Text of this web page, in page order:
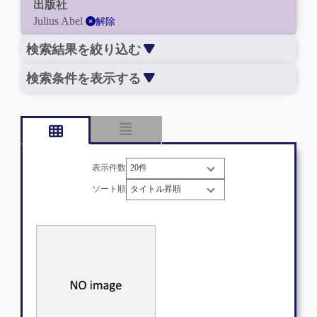
出版社
Julius Abel
解除
検索結果を絞り込む
検索条件を表示する
表示件数
ソート順